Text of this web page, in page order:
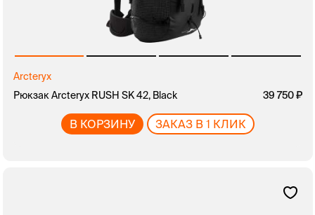
Arcteryx
Рюкзак Arcteryx RUSH SK 42, Black
39 750
В КОРЗИНУ ЗАКАЗ В 1 КЛИК